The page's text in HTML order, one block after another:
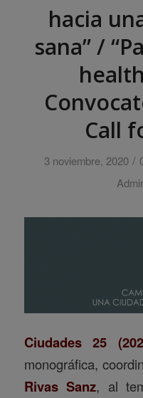
hacia
sana” /
Call
3 noviembre, 2020 /
Ciudades 25
monográfica,
Rivas Sanz, al